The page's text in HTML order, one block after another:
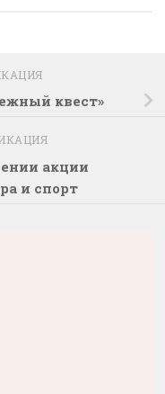
квест»
акции
и спорт